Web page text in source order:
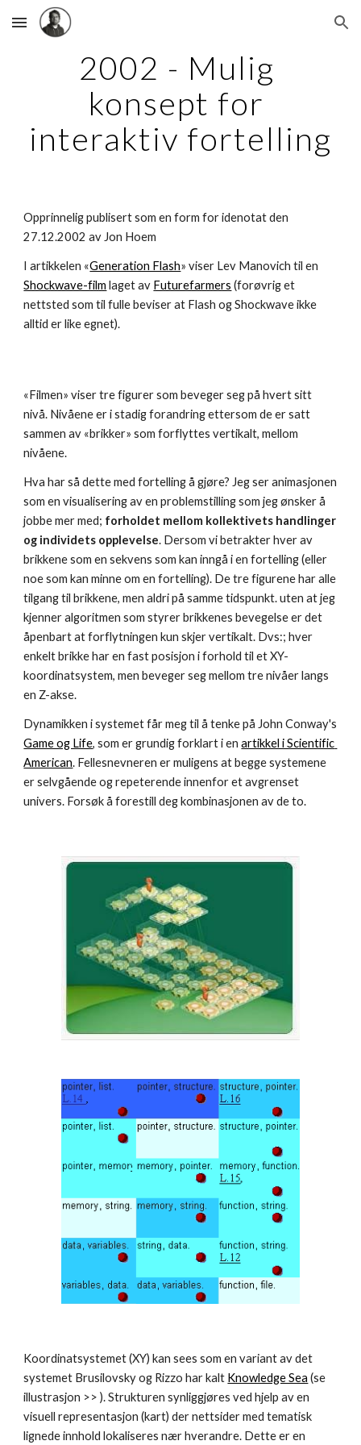
Skip to main content Skip to navigation
2002 - Mulig
konsept for
interaktiv fortelling
Opprinnelig publisert som en form for idenotat den
27.12.2002 av Jon Hoem
I artikkelen «Generation Flash
Shockwave-film laget av Futurefarmers (forøvrig et
nettsted som til fulle beviser at Flash og Shockwave ikke
alltid er like egnet).
«Filmen» viser tre figurer som beveger seg på hvert sitt
nivå. Nivåene er i stadig forandring ettersom de er satt
sammen av «brikker» som forflyttes vertikalt, mellom
nivåene.
Hva har så dette med fortelling å gjøre? Jeg ser animasjonen
som en visualisering av en problemstilling som jeg ønsker å
jobbe mer med; forholdet mellom kollektivets handlinger
og individets opplevelse. Dersom vi betrakter hver av
brikkene som en sekvens som kan inngå i en fortelling (eller
noe som kan minne om en fortelling). De tre figurene har alle
tilgang til brikkene, men aldri på samme tidspunkt. uten at jeg
kjenner algoritmen som styrer brikkenes bevegelse er det
åpenbart at forflytningen kun skjer vertikalt. Dvs:; hver
enkelt brikke har en fast posisjon i forhold til et XY-
koordinatsystem, men beveger seg mellom tre nivåer langs
en Z-akse.
Game og Life, som er grundig forklart i en artikkel i Scientific
American. Fellesnevneren er muligens at begge systemene
er selvgående og repeterende innenfor et avgrenset
univers. Forsøk å forestill deg kombinasjonen av de to.
Koordinatsystemet (XY) kan sees som en variant av det
systemet Brusilovsky og Rizzo har kalt Knowledge Sea (se
illustrasjon >> ). Strukturen synliggjøres ved hjelp av en
visuell representasjon (kart) der nettsider med tematisk
lignede innhold lokaliseres nær hverandre. Dette er en